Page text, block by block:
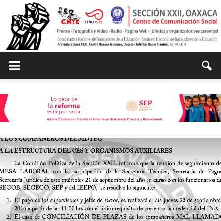
de
Comunicación
Social
Inicio Boletines Informativos